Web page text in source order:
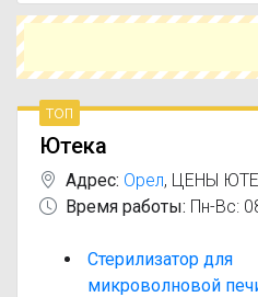
сравните предложения.
топ
Ютека
Адрес: Орел, ЦЕНЫ
Время работы: Пн-Вс:
Стерилизатор для
микроволновой